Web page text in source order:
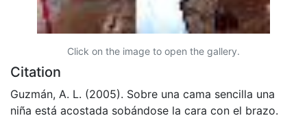
Click on the image to open the gallery.
Citation
Guzmán, A. L. (2005). Sobre una cama sencilla una
niña está acostada sobándose la cara con el brazo.